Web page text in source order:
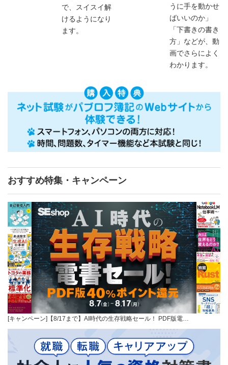
で、スイスイ解
けるようになり
ます。
うに手を動かせ
ばいいのか」
「下書きの書き
方」などが、動
画でさらによく
わかります。
おすすめ特集・キャンペーン
[キャンペーン]【8/17まで】AI時代の生存戦略セール！ PDF版電…